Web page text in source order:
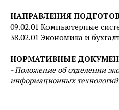
НАПРАВЛЕНИЯ
09.02.01 Компьютерные
38.02.01 Экономика и
НОРМАТИВНЫЕ
- Положение об отделении
информационных технологий